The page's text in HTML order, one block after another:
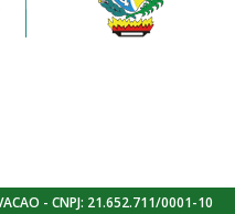
- CNPJ: 21.652.711/0001-10